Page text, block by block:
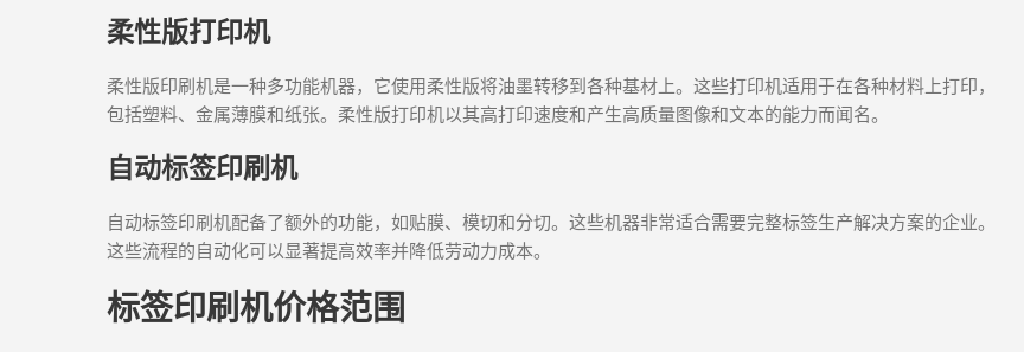
柔性版打印机
柔性版印刷机是一种多功能机器，它使用柔性版将油墨转移到各种基材上。这些打印机适用于在各种材料上打印，
包括塑料、金属薄膜和纸张。柔性版打印机以其高打印速度和产生高质量图像和文本的能力而闻名。
自动标签印刷机
自动标签印刷机配备了额外的功能，如贴膜、模切和分切。这些机器非常适合需要完整标签生产解决方案的企业。
这些流程的自动化可以显著提高效率并降低劳动力成本。
标签印刷机价格范围